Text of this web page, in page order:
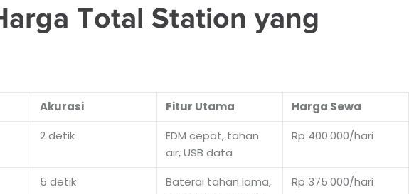
Total Station yang
Akurasi Fitur Utama
Harga Sewa
2 detik
EDM cepat, tahan
air, USB data
Rp 400.000/hari
5 detik
Baterai tahan lama,
Rp 375.000/hari